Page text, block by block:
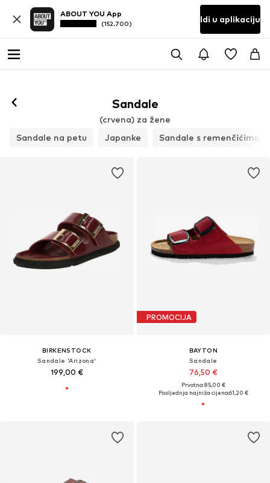
ABOUT YOU App
(152.700) Idi u aplikaciju
Sandale
(crvena) za žene
Sandale na petu
Japanke Sandale s remenčićima
BIRKENSTOCK
Sandale 'Arizona'
199,00 €
PROMOCIJA
BAYTON
Sandale
76,50 €
Prvotno: 85,00 €
Posljednja najniža cijena:61,20 €